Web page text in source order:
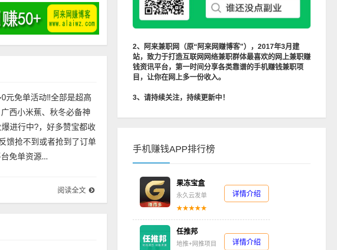
元免单活动‼️全部是超高
西小米蕉、秋冬必备神
进行中?，好多赞宝都收
馈抢不到或者抢到了订单
免单资源...
阅读全文
2、阿来兼职网（原“阿来网赚博客”），2017年3月建
站，致力于打造互联网网络兼职群体最喜欢的网上兼职赚
钱资讯平台，第一时间分享各类靠谱的手机赚钱兼职项
目，让你在网上多一份收入。
3、请持续关注，持续更新中！
手机赚钱APP排行榜
详情介绍
果冻宝盒
永久云发单
★★★★★
详情介绍
任推邦
地推+网推项目